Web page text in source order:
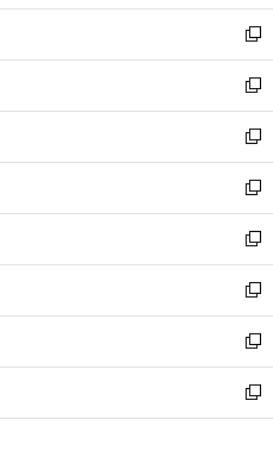
ン
ド
ウ
で
開
く
ウ
ィ
ン
ド
ウ
で
開
く
し
い
ウ
ィ
ン
ド
ウ
で
開
く
新
し
い
ウ
ィ
ン
ド
ウ
で
開
く
新
し
い
ウ
ィ
ン
ド
ウ
で
開
く
新
し
い
ウ
ィ
ン
ド
ウ
で
開
く
新
し
い
ウ
ィ
ン
ド
ウ
で
開
新
し
い
ウ
ィ
ン
ド
ウ
新
し
い
ウ
ィ
ン
新
し
い
ウ
新
し